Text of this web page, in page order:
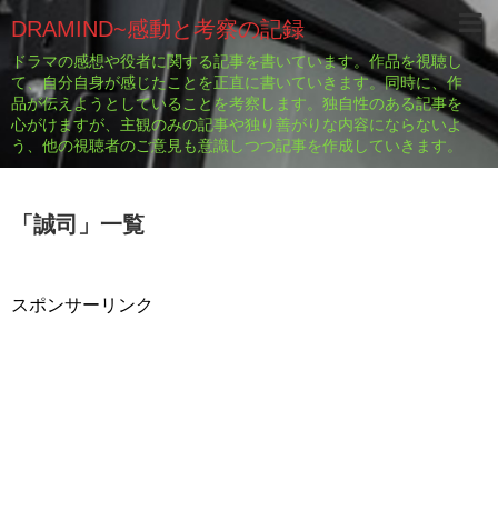
DRAMIND~感動と考察の記録
ドラマの感想や役者に関する記事を書いています。作品を視聴し
て、自分自身が感じたことを正直に書いていきます。同時に、作
品が伝えようとしていることを考察します。独自性のある記事を
心がけますが、主観のみの記事や独り善がりな内容にならないよ
う、他の視聴者のご意見も意識しつつ記事を作成していきます。
「 誠司 」 一覧
スポンサーリンク